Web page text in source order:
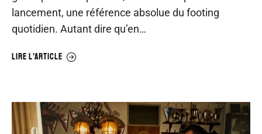
lancement, une référence absolue du footing
quotidien. Autant dire qu’en…
LIRE L'ARTICLE